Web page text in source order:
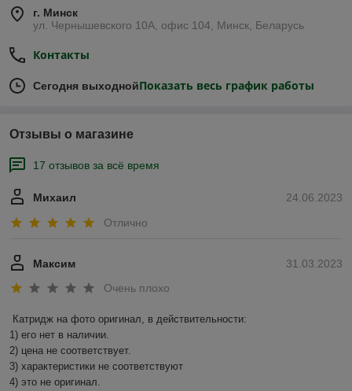
г. Минск
ул. Чернышевского 10А, офис 104, Минск, Беларусь
Контакты
Сегодня выходнойПоказать весь график работы
Отзывы о магазине
17 отзывов за всё время
24.06.2023
Михаил
Отлично
31.03.2023
Максим
Очень плохо
Катридж на фото оригинал, в действительности:
1) его нет в наличии.
2) цена не соответствует.
3) характеристики не соответствуют
4) это не оригинал.